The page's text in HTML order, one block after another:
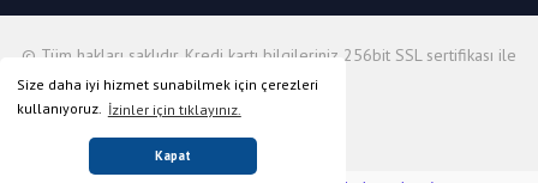
Size daha iyi hizmet sunabilmek için çerezleri
kullanıyoruz. İzinler için tıklayınız.
Kapat
© Tüm hakları saklıdır. Kredi kartı bilgileriniz 256bit SSL sertifikası ile
korunmaktadır.